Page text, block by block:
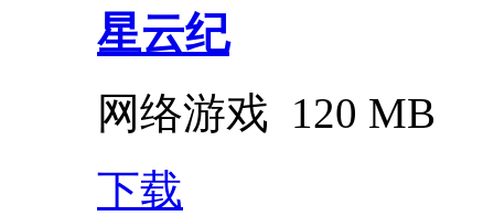
星云纪
网络游戏 120 MB
下载